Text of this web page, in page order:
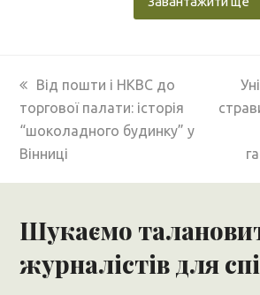
previous
post:
Від пошти і НКВС до
торгової палати: історія
“шоколадного будинку” у
Вінниці
Шукаємо
журналістів для